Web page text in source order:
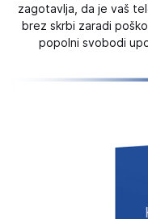
zagotavlja, da je vaš
brez skrbi zaradi
popolni svobodi